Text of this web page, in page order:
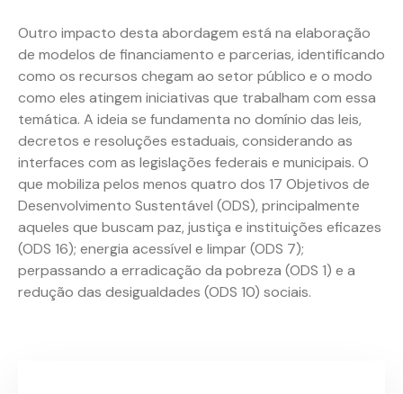
Outro impacto desta abordagem está na elaboração
de modelos de financiamento e parcerias, identificando
como os recursos chegam ao setor público e o modo
como eles atingem iniciativas que trabalham com essa
temática. A ideia se fundamenta no domínio das leis,
decretos e resoluções estaduais, considerando as
interfaces com as legislações federais e municipais. O
que mobiliza pelos menos quatro dos 17 Objetivos de
Desenvolvimento Sustentável (ODS), principalmente
aqueles que buscam paz, justiça e instituições eficazes
(ODS 16); energia acessível e limpar (ODS 7);
perpassando a erradicação da pobreza (ODS 1) e a
redução das desigualdades (ODS 10) sociais.